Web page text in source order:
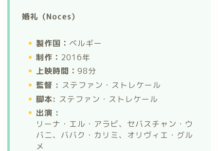
婚礼（Noces）
製作国： ベルギー
制作： 2016年
上映時間： 98分
監督 : ステファン・ストレケール
脚本: ステファン・ストレケール
出演 :
リーナ・エル・アラビ、セバスチャン・ウ
バニ、ババク・カリミ、オリヴィエ・グル
メ